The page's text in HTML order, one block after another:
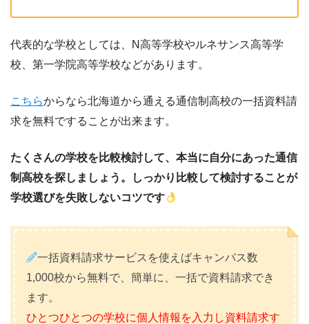
代表的な学校としては、N高等学校やルネサンス高等学
校、第一学院高等学校などがあります。
こちらからなら北海道から通える通信制高校の一括資料請
求を無料ですることが出来ます。
たくさんの学校を比較検討して、本当に自分にあった通信
制高校を探しましょう。しっかり比較して検討することが
学校選びを失敗しないコツです
一括資料請求サービスを使えばキャンパス数
1,000校から無料で、簡単に、一括で資料請求でき
ます。
ひとつひとつの学校に個人情報を入力し資料請求す